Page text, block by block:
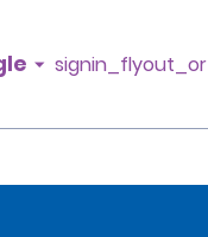
signin_flyout_or